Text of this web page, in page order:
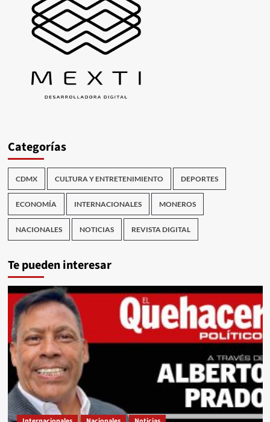
Categorías
CDMX CULTURA Y ENTRETENIMIENTO DEPORTES
ECONOMÍA INTERNACIONALES MONEROS
NACIONALES NOTICIAS REVISTA DIGITAL
Te pueden interesar